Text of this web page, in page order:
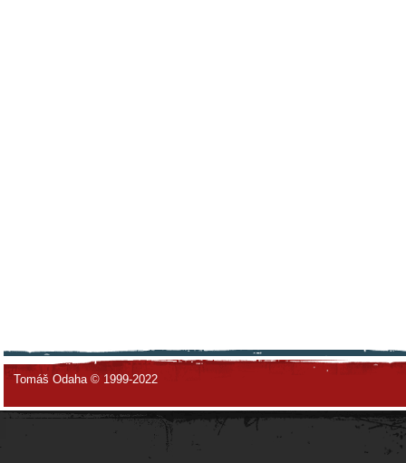
Tomáš Odaha © 1999-2022